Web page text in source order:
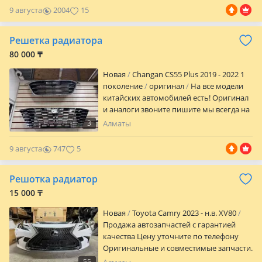
9 августа 2004 15
Решетка радиатора
80 000 ₸
3
Новая
Changan CS55 Plus 2019 - 2022 1
поколение
оригинал
На все модели
китайских автомобилей есть! Оригинал
и аналоги звоните пишите мы всегда на
связи Магазин RR.AUTOPARTS Адрес
Алматы
9 августа 747 5
Решотка радиатор
15 000 ₸
Новая
Toyota Camry 2023 - н.в. XV80
Продажа автозапчастей с гарантией
качества Цену уточните по телефону
Оригинальные и совместимые запчасти.
Все товары проверены на качество и